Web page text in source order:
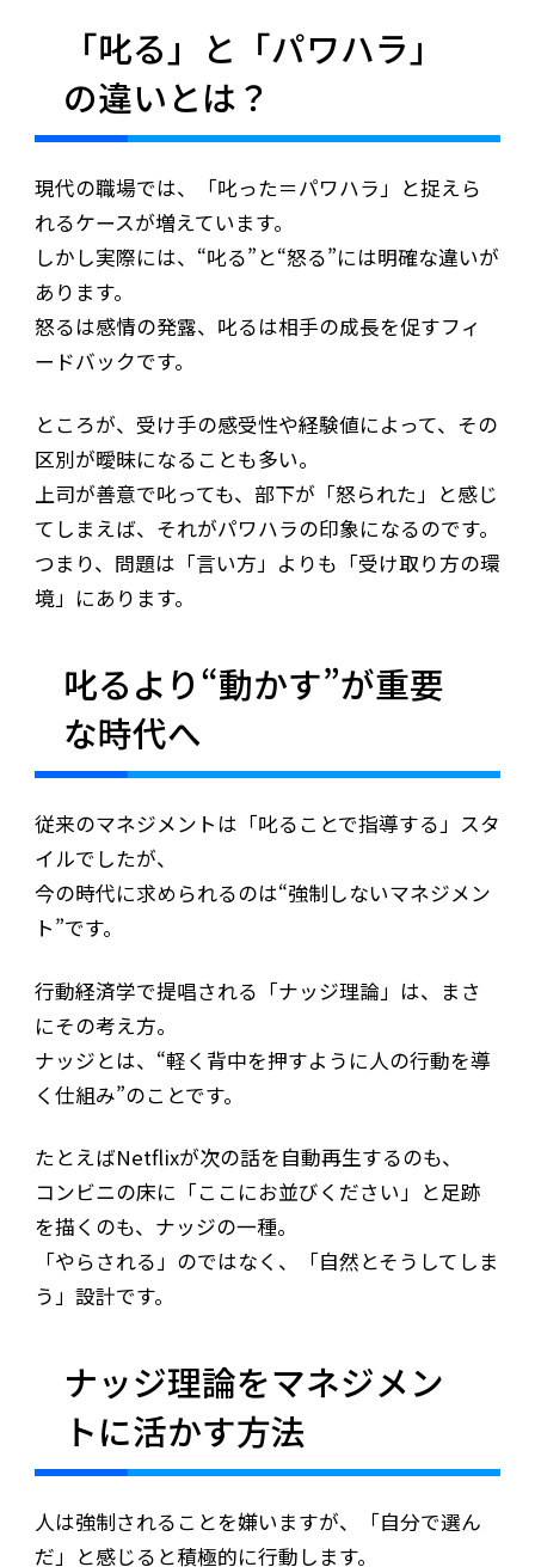
「叱る」と「パワハラ」
の違いとは？
現代の職場では、「叱った＝パワハラ」と捉えら
れるケースが増えています。
しかし実際には、“叱る”と“怒る”には明確な違いが
あります。
怒るは感情の発露、叱るは相手の成長を促すフィ
ードバックです。
ところが、受け手の感受性や経験値によって、その
区別が曖昧になることも多い。
上司が善意で叱っても、部下が「怒られた」と感じ
てしまえば、それがパワハラの印象になるのです。
つまり、問題は「言い方」よりも「受け取り方の環
境」にあります。
叱るより“動かす”が重要
な時代へ
従来のマネジメントは「叱ることで指導する」スタ
イルでしたが、
今の時代に求められるのは“強制しないマネジメン
ト”です。
行動経済学で提唱される「ナッジ理論」は、まさ
にその考え方。
ナッジとは、“軽く背中を押すように人の行動を導
く仕組み”のことです。
たとえばNetflixが次の話を自動再生するのも、
コンビニの床に「ここにお並びください」と足跡
を描くのも、ナッジの一種。
「やらされる」のではなく、「自然とそうしてしま
う」設計です。
ナッジ理論をマネジメン
トに活かす方法
人は強制されることを嫌いますが、「自分で選ん
だ」と感じると積極的に行動します。